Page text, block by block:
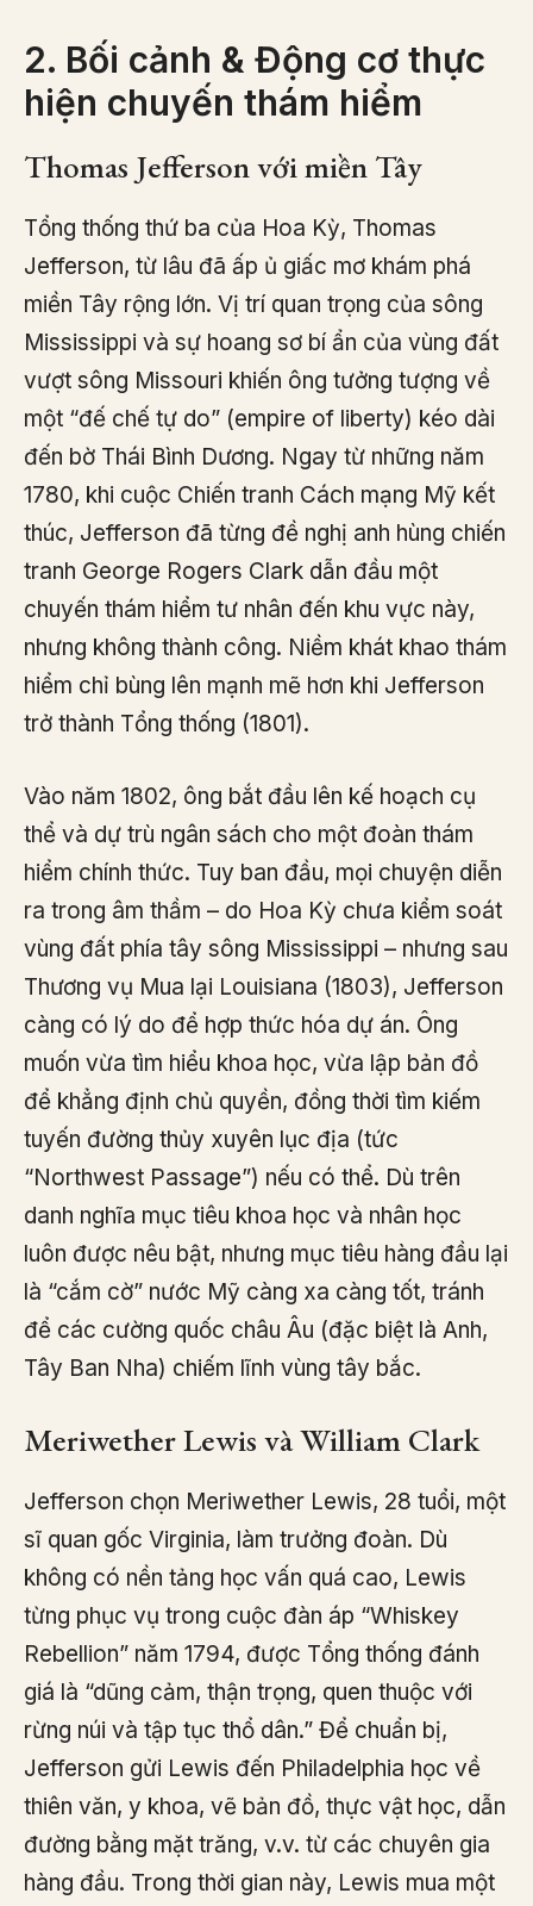
2. Bối cảnh & Động cơ thực
hiện chuyến thám hiểm
Thomas Jefferson với miền Tây
Tổng thống thứ ba của Hoa Kỳ, Thomas
Jefferson, từ lâu đã ấp ủ giấc mơ khám phá
miền Tây rộng lớn. Vị trí quan trọng của sông
Mississippi và sự hoang sơ bí ẩn của vùng đất
vượt sông Missouri khiến ông tưởng tượng về
một “đế chế tự do” (empire of liberty) kéo dài
đến bờ Thái Bình Dương. Ngay từ những năm
1780, khi cuộc Chiến tranh Cách mạng Mỹ kết
thúc, Jefferson đã từng đề nghị anh hùng chiến
tranh George Rogers Clark dẫn đầu một
chuyến thám hiểm tư nhân đến khu vực này,
nhưng không thành công. Niềm khát khao thám
hiểm chỉ bùng lên mạnh mẽ hơn khi Jefferson
trở thành Tổng thống (1801).
Vào năm 1802, ông bắt đầu lên kế hoạch cụ
thể và dự trù ngân sách cho một đoàn thám
hiểm chính thức. Tuy ban đầu, mọi chuyện diễn
ra trong âm thầm – do Hoa Kỳ chưa kiểm soát
vùng đất phía tây sông Mississippi – nhưng sau
Thương vụ Mua lại Louisiana (1803), Jefferson
càng có lý do để hợp thức hóa dự án. Ông
muốn vừa tìm hiểu khoa học, vừa lập bản đồ
để khẳng định chủ quyền, đồng thời tìm kiếm
tuyến đường thủy xuyên lục địa (tức
“Northwest Passage”) nếu có thể. Dù trên
danh nghĩa mục tiêu khoa học và nhân học
luôn được nêu bật, nhưng mục tiêu hàng đầu lại
là “cắm cờ” nước Mỹ càng xa càng tốt, tránh
để các cường quốc châu Âu (đặc biệt là Anh,
Tây Ban Nha) chiếm lĩnh vùng tây bắc.
Meriwether Lewis và William Clark
Jefferson chọn Meriwether Lewis, 28 tuổi, một
sĩ quan gốc Virginia, làm trưởng đoàn. Dù
không có nền tảng học vấn quá cao, Lewis
từng phục vụ trong cuộc đàn áp “Whiskey
Rebellion” năm 1794, được Tổng thống đánh
giá là “dũng cảm, thận trọng, quen thuộc với
rừng núi và tập tục thổ dân.” Để chuẩn bị,
Jefferson gửi Lewis đến Philadelphia học về
thiên văn, y khoa, vẽ bản đồ, thực vật học, dẫn
đường bằng mặt trăng, v.v. từ các chuyên gia
hàng đầu. Trong thời gian này, Lewis mua một